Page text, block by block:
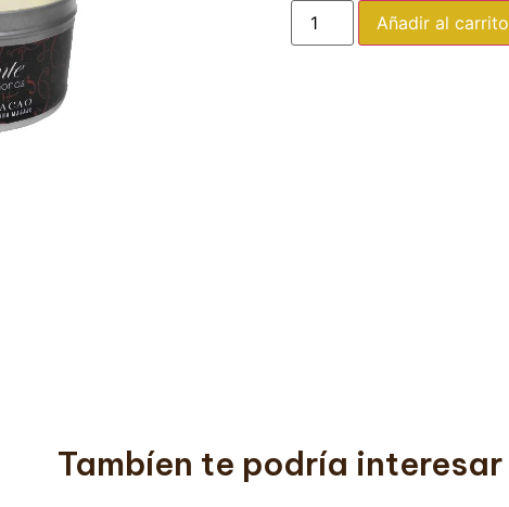
Añadir al carrito
Tambíen te podría interesar